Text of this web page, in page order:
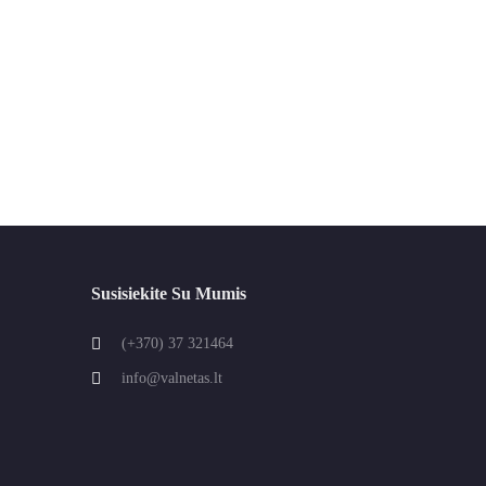
Susisiekite Su Mumis
(+370) 37 321464
info@valnetas.lt